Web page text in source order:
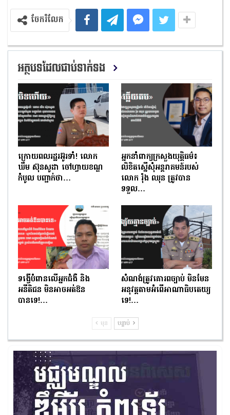
ចែករំលែក
អត្ថបទដែលជាប់ទាក់ទង
ក្រោយពលរដ្ឋរអ៊ូរទាំ! លោក
ឃឹម ស៊ុនសូដា ចៅហ្វាយខណ្ឌ
កំបូល បញ្ជាក់ថា…
អ្នកនាំពាក្យក្រសួងយុត្តិធម៌៖
លិខិតស្នើសុំអន្តរាគមន៍របស់
លោក រ៉ុង ឈុន ត្រូវបាន
ទទួល…
ទង្វើបំពានលើអ្នកជំងឺ និង
អនីតិជន មិនអាចអត់ឱន
បានទេ!…
សំណង់ត្រូវគោរពច្បាប់ មិនមែន
អនុវត្តតាមអំពើអាណាធិបតេយ្យ
ទេ!…
មុន បន្ទាប់